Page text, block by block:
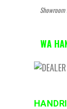
Showroom
WA